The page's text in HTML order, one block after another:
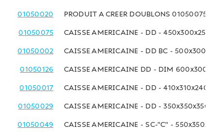
01050020 PRODUIT A CREER DOUBLONS 01050075
01050075 CAISSE AMERICAINE - DD - 450x300x250
01050002 CAISSE AMERICAINE - DD BC -
01050126 CAISSE AMERICAINE DD - DIM
01050017 CAISSE AMERICAINE - DD - 410x310x240
01050029 CAISSE AMERICAINE - DD - 350x350x350
01050049 CAISSE AMERICAINE - SC-"C" -